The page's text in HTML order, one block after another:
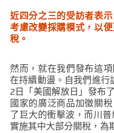
近四分之三的受訪者表
考慮改變採購模式，以
稅。
然而，就在我們發布這
在持續動盪。自我們進行
2日「美國解放日」發布
國家的廣泛商品加徵關
了巨大的衝擊波，而川
實施其中大部分關稅，為